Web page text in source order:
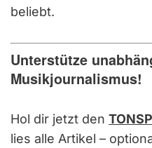
beliebt.
Unterstütze
Musikjournalismus!
Hol dir jetzt den
lies alle Artikel –